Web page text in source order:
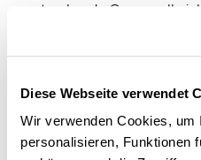
Diese Webseite verwendet
Wir verwenden Cookies, um
personalisieren, Funktionen
erstreckende Greenwall,
gemeinschaftlich nutzbare
durch das offene Foyer auch
Wow-Effekt. Ein absolutes
Arbeitswelt ist das